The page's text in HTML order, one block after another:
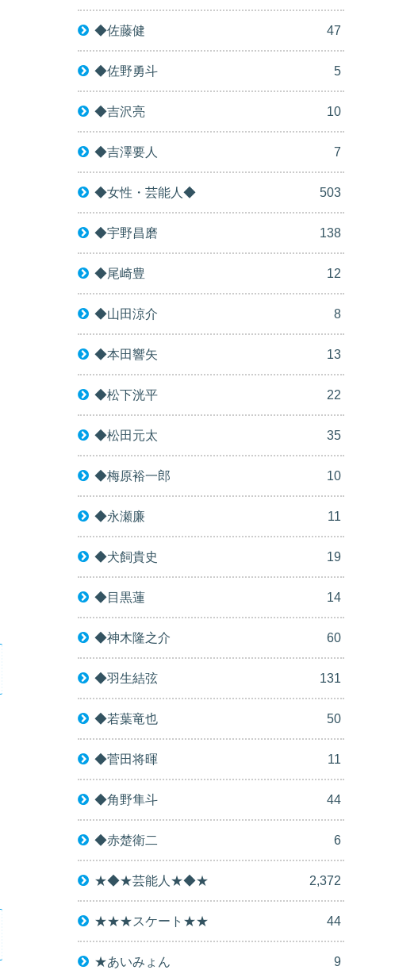
◆佐藤健 47
◆佐野勇斗 5
◆吉沢亮 10
◆吉澤要人 7
◆女性・芸能人◆ 503
◆宇野昌磨 138
◆尾崎豊 12
◆山田涼介 8
◆本田響矢 13
◆松下洸平 22
◆松田元太 35
◆梅原裕一郎 10
◆永瀬廉 11
◆犬飼貴史 19
◆目黒蓮 14
◆神木隆之介 60
◆羽生結弦 131
◆若葉竜也 50
◆菅田将暉 11
◆角野隼斗 44
◆赤楚衛二 6
★◆★芸能人★◆★ 2,372
★★★スケート★★ 44
★あいみょん 9